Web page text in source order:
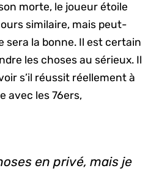
morte, le joueur étoile
similaire, mais peut-
sera la bonne. Il est certain
les choses au sérieux. Il
s’il réussit réellement à
avec les 76ers,
en privé, mais je